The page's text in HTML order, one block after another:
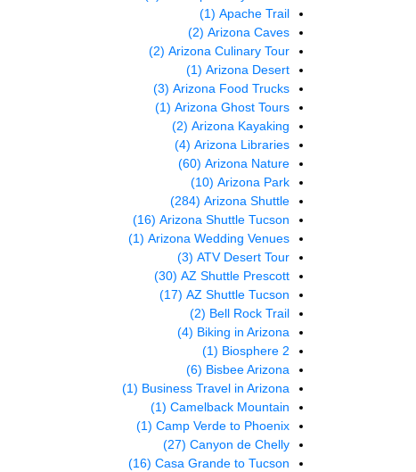
Apache Trail
(1)
Arizona Caves
(2)
Arizona Culinary Tour
(2)
Arizona Desert
(1)
Arizona Food Trucks
(3)
Arizona Ghost Tours
(1)
Arizona Kayaking
(2)
Arizona Libraries
(4)
Arizona Nature
(60)
Arizona Park
(10)
Arizona Shuttle
(284)
Arizona Shuttle Tucson
(16)
Arizona Wedding Venues
(1)
ATV Desert Tour
(3)
AZ Shuttle Prescott
(30)
AZ Shuttle Tucson
(17)
Bell Rock Trail
(2)
Biking in Arizona
(4)
Biosphere 2
(1)
Bisbee Arizona
(6)
Business Travel in Arizona
(1)
Camelback Mountain
(1)
Camp Verde to Phoenix
(1)
Canyon de Chelly
(27)
Casa Grande to Tucson
(16)